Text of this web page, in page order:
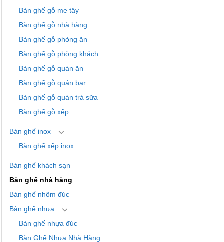
Bàn ghế gỗ me tây
Bàn ghế gỗ nhà hàng
Bàn ghế gỗ phòng ăn
Bàn ghế gỗ phòng khách
Bàn ghế gỗ quán ăn
Bàn ghế gỗ quán bar
Bàn ghế gỗ quán trà sữa
Bàn ghế gỗ xếp
Bàn ghế inox
Bàn ghế xếp inox
Bàn ghế khách sạn
Bàn ghế nhà hàng
Bàn ghế nhôm đúc
Bàn ghế nhựa
Bàn ghế nhựa đúc
Bàn Ghế Nhựa Nhà Hàng